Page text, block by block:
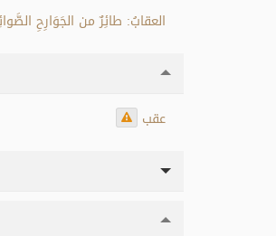
العقابُ: طائِرٌ من الجَوَارِحِ
عقب